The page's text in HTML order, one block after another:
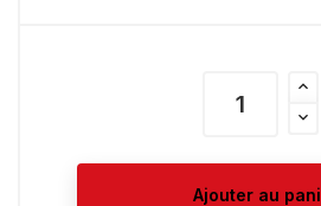
Ajouter au